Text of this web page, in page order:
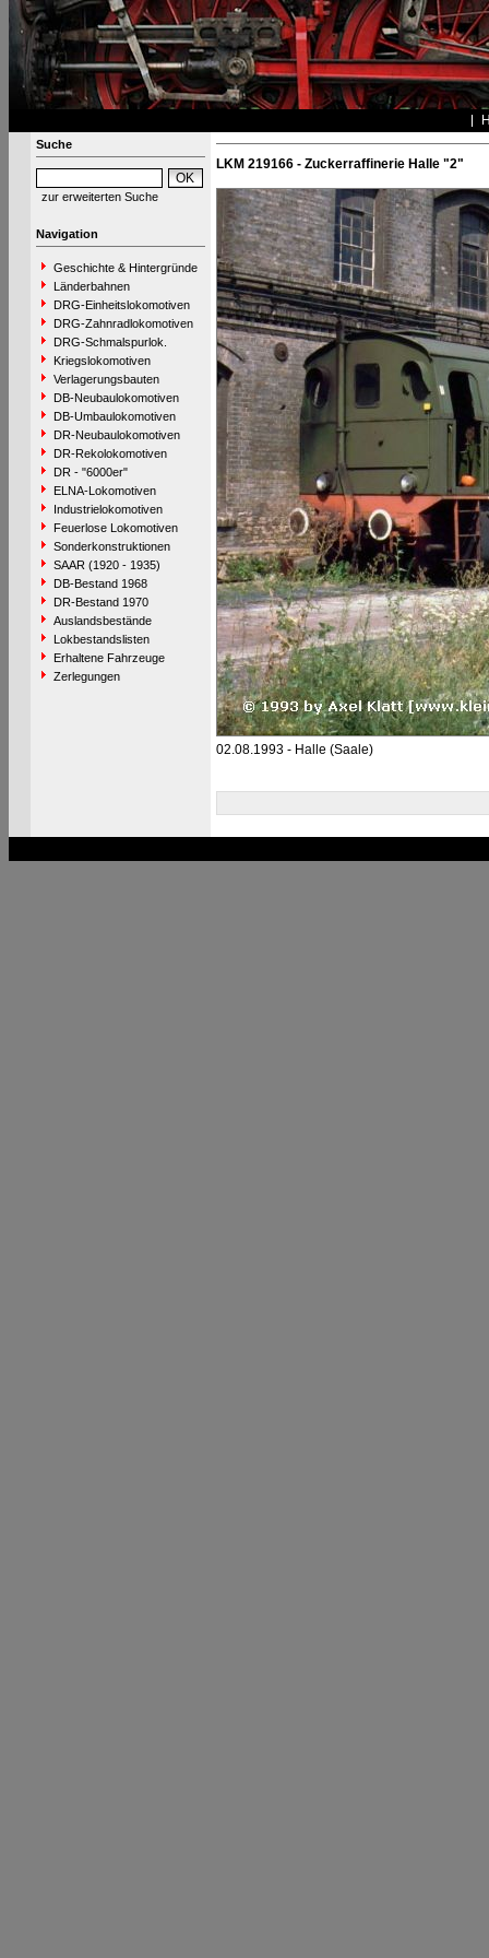
Suche
zur erweiterten Suche
Navigation
Geschichte & Hintergründe
Länderbahnen
DRG-Einheitslokomotiven
DRG-Zahnradlokomotiven
DRG-Schmalspurlok.
Kriegslokomotiven
Verlagerungsbauten
DB-Neubaulokomotiven
DB-Umbaulokomotiven
DR-Neubaulokomotiven
DR-Rekolokomotiven
DR - "6000er"
ELNA-Lokomotiven
Industrielokomotiven
Feuerlose Lokomotiven
Sonderkonstruktionen
SAAR (1920 - 1935)
DB-Bestand 1968
DR-Bestand 1970
Auslandsbestände
Lokbestandslisten
Erhaltene Fahrzeuge
Zerlegungen
LKM 219166 - Zuckerraffinerie Halle "2"
02.08.1993 - Halle (Saale)